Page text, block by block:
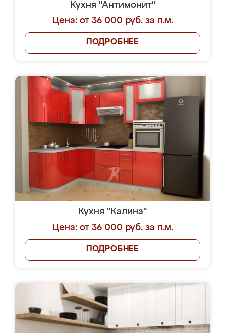
Кухня "Антимонит"
Цена: от 36 000 руб. за п.м.
ПОДРОБНЕЕ
Кухня "Калина"
Цена: от 36 000 руб. за п.м.
ПОДРОБНЕЕ